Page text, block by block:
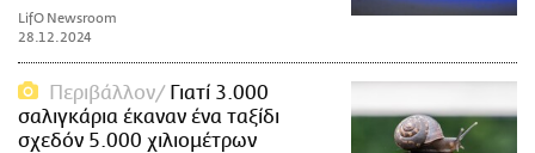
LifO Newsroom
28.12.2024
Περιβάλλον
Γιατί 3.000
σαλιγκάρια έκαναν ένα ταξίδι
σχεδόν 5.000 χιλιομέτρων